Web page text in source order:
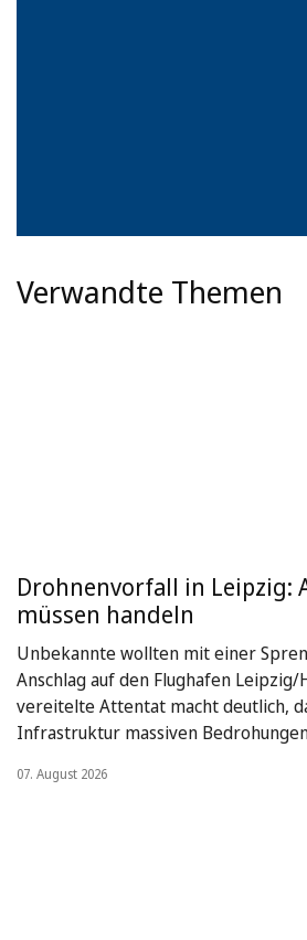
Verwandte Themen
Drohnenvorfall in Leipzig:
müssen handeln
Unbekannte wollten mit einer
Anschlag auf den Flughafen Leipzig/
vereitelte Attentat macht deutlich,
Infrastruktur massiven
07. August 2026